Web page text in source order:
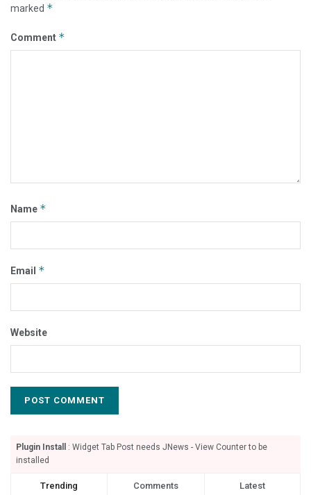
marked *
Comment *
Name *
Email *
Website
Plugin Install
: Widget Tab Post needs JNews - View Counter to be
installed
Trending Comments Latest